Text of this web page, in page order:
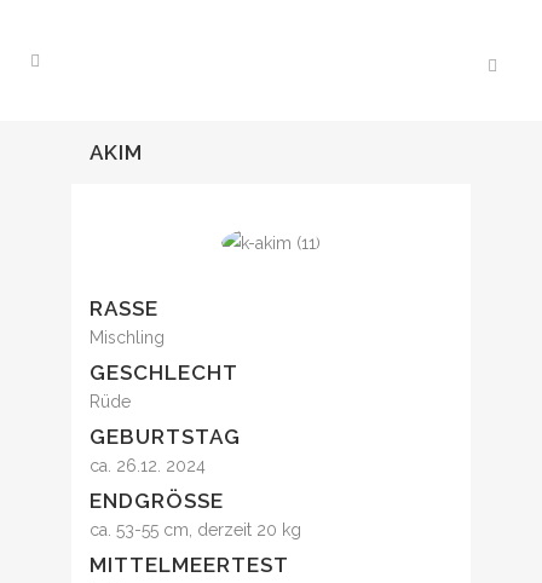
AKIM
RASSE
Mischling
GESCHLECHT
Rüde
GEBURTSTAG
ca. 26.12. 2024
ENDGRÖSSE
ca. 53-55 cm, derzeit 20 kg
MITTELMEERTEST